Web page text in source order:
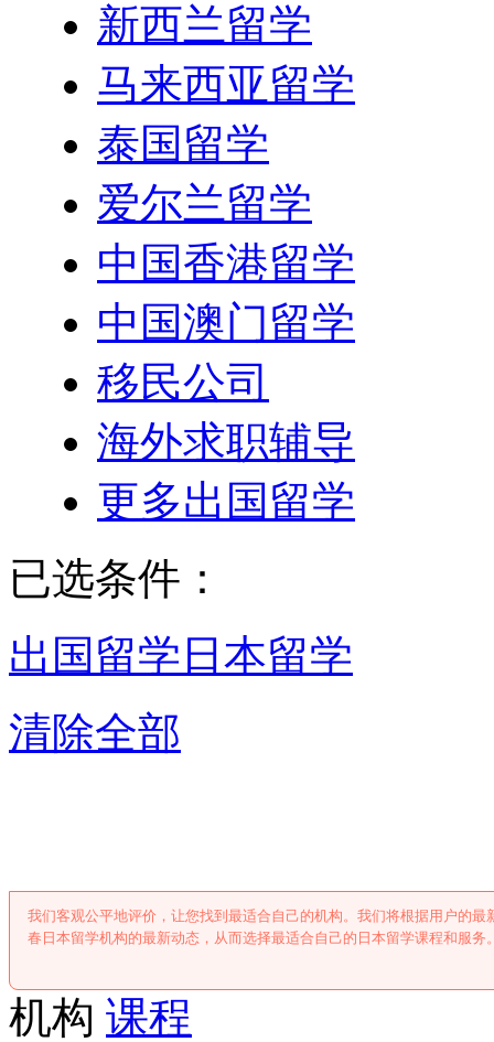
新西兰留学
马来西亚留学
泰国留学
爱尔兰留学
中国香港留学
中国澳门留学
移民公司
海外求职辅导
更多出国留学
已选条件：
出国留学 日本留学
清除全部
我们客观公平地评价，让您找到最适合自己的机构。我们将根据用户的
春日本留学机构的最新动态，从而选择最适合自己的日本留学课程和服务
机构 课程